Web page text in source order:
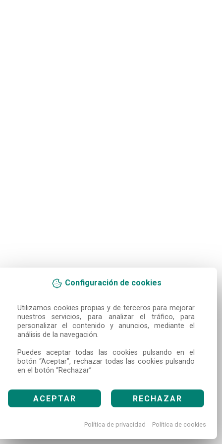
Configuración de cookies
Utilizamos cookies propias y de terceros para mejorar
nuestros servicios, para analizar el tráfico, para
personalizar el contenido y anuncios, mediante el
análisis de la navegación.
Puedes aceptar todas las cookies pulsando en el
botón “Aceptar”, rechazar todas las cookies pulsando
en el botón “Rechazar”
ACEPTAR RECHAZAR
Política de privacidad Política de cookies